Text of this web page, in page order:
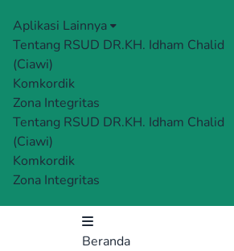
Aplikasi Lainnya
Tentang RSUD DR.KH. Idham Chalid
(Ciawi)
Komkordik
Zona Integritas
Tentang RSUD DR.KH. Idham Chalid
(Ciawi)
Komkordik
Zona Integritas
Beranda